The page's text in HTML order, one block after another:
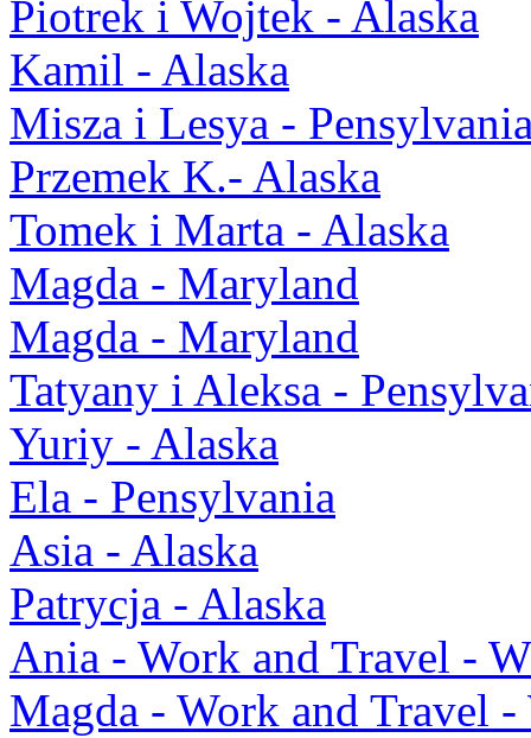
Piotrek i Wojtek - Alaska
Kamil - Alaska
Misza i Lesya -
Przemek K.- Alaska
Tomek i Marta - Alaska
Magda - Maryland
Magda - Maryland
Tatyany i Aleksa -
Yuriy - Alaska
Ela - Pensylvania
Asia - Alaska
Patrycja - Alaska
Ania - Work and Travel -
Magda - Work and Travel